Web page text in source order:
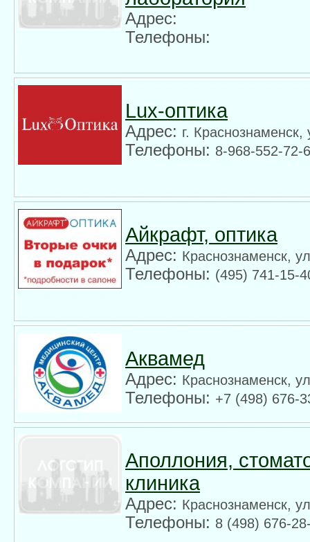
Адрес:
Телефоны:
Lux-оптика
Адрес:г.
Телефоны:8-968-552-72-
Айкрафт, оптика
Адрес:Краснознаменск,
Телефоны:(495) 741-15-
Аквамед
Адрес:Краснознаменск,
Телефоны:+7 (498) 676-
Аполлония,
клиника
Адрес:Краснознаменск,
Телефоны:8 (498) 676-